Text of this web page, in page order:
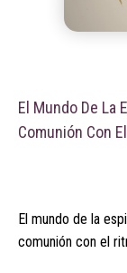
El Mundo De La
Comunión Con
El mundo de la
comunión con el